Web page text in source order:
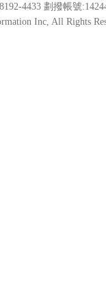
4433 劃撥帳號
Inc, All Rights